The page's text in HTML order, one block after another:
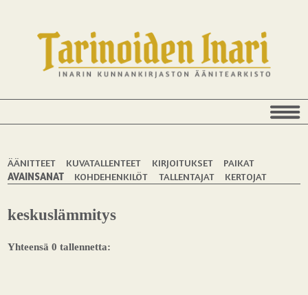
ÄÄNITTEET KUVATALLENTEET KIRJOITUKSET
PAIKAT
AVAINSANAT
KOHDEHENKILÖT TALLENTAJAT KERTOJAT
keskuslämmitys
Yhteensä 0 tallennetta: